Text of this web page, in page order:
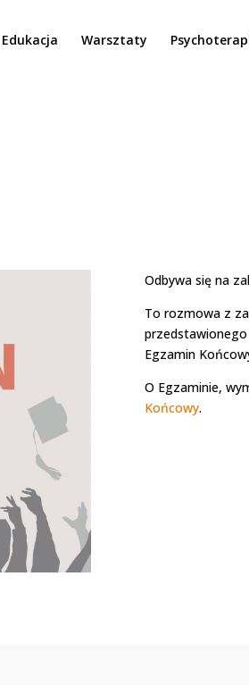
Edukacja Warsztaty
Odbywa się na
To rozmowa z
Egzamin
O Egzaminie,
Końcowy.